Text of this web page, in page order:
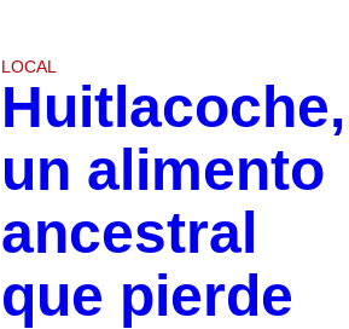
LOCAL
Huitlacoche,
un alimento
ancestral
que pierde